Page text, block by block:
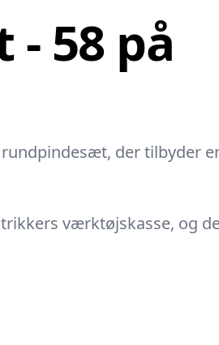
58 på
der tilbyder
værktøjskasse, og